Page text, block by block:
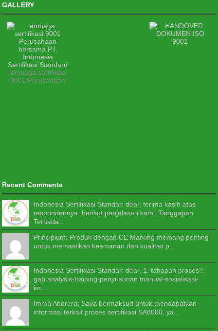
GALLERY
lembaga sertifikasi
9001 Perusahaan
Recent Comments
Indonesia Sertifikasi Standar: dear, terima kasih atas
respondennya, berikut penjelasan kami. Tanggapan
Terhada...
Principium: Produk dengan CE Marking memang penting
untuk memastikan keamanan dan kualitas p...
Indonesia Sertifikasi Standar: dear, 1. tahapan proses?.
gab analysis-training-penyusunan manual-sosialisasi-
im...
Imma Andrera: Saya bermaksud untuk mendapatkan
informasi terkait proses sertifikasi SA8000, ya...